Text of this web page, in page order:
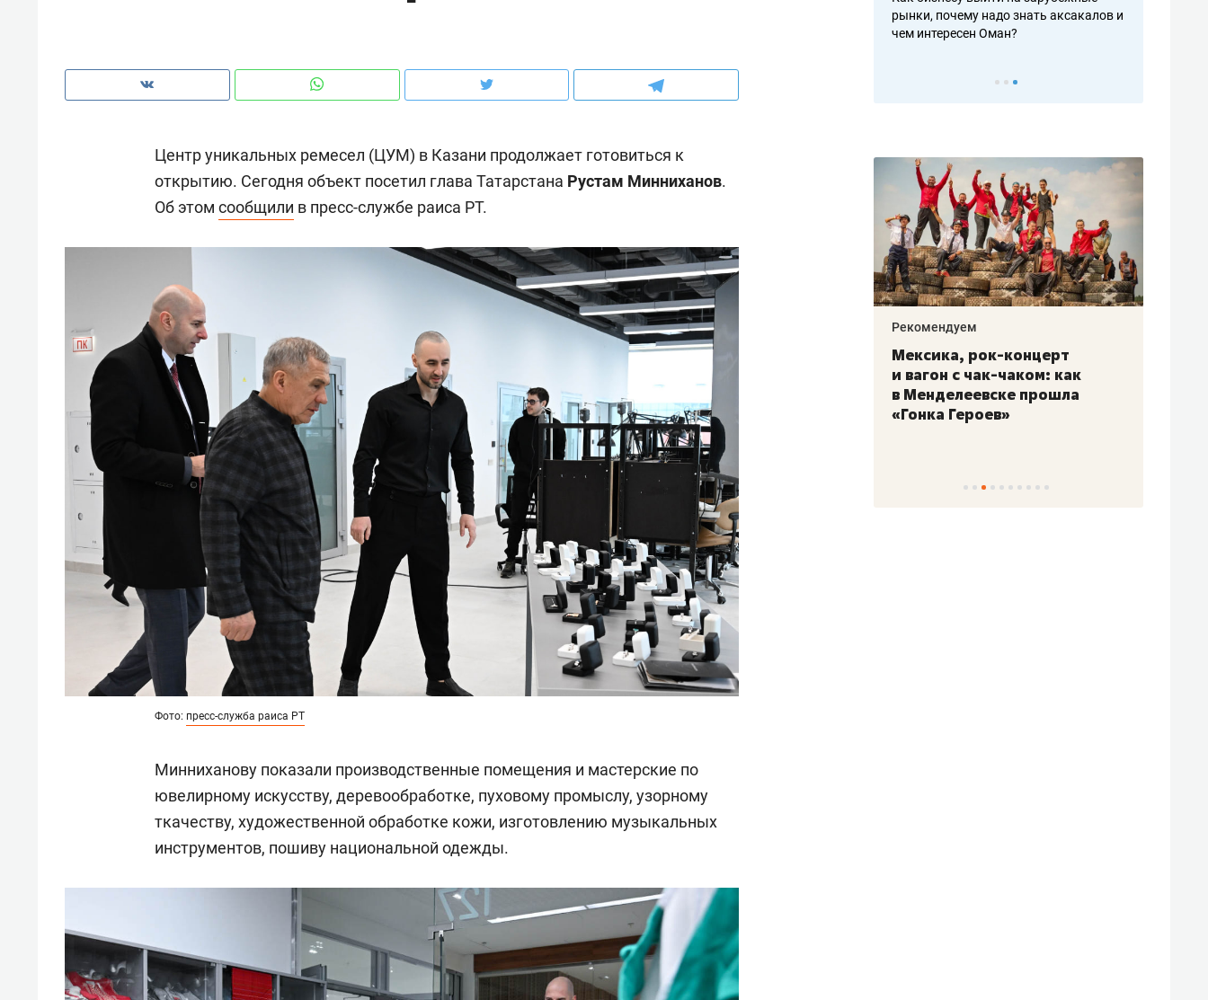
Центр уникальных ремесел (ЦУМ) в Казани продолжает готовиться к
открытию. Сегодня объект посетил глава Татарстана Рустам Минниханов.
Об этом сообщили в пресс-службе раиса РТ.
Фото: пресс-служба раиса РТ
Минниханову показали производственные помещения и мастерские по
ювелирному искусству, деревообработке, пуховому промыслу, узорному
ткачеству, художественной обработке кожи, изготовлению музыкальных
инструментов, пошиву национальной одежды.
рынки, почему надо знать аксакалов и
чем интересен Оман?
Рекомендуем
Как ГК «МИР ГРУПП» и ВТБ
создают оазис жилого
комфорта под Казанью
150 камер до квартиры и Face
ID вместо ключа: какой будет
безопасность в ЖК «Нова»
Рекомендуем
Опыт выживания в дикой
природе, работа
с ментальным и физическим
состоянием как основа
антихрупких команд
Рекомендуем
Мексика, рок-концерт
и вагон с чак-чаком: как
в Менделеевске прошла
«Гонка Героев»